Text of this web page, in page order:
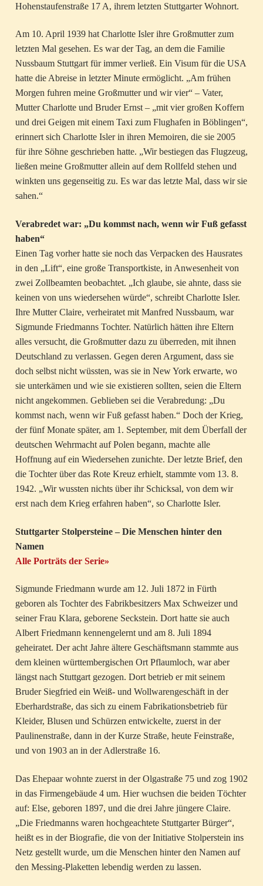
Hohenstaufenstraße 17 A, ihrem letzten Stuttgarter Wohnort.
Am 10. April 1939 hat Charlotte Isler ihre Großmutter zum
letzten Mal gesehen. Es war der Tag, an dem die Familie
Nussbaum Stuttgart für immer verließ. Ein Visum für die USA
hatte die Abreise in letzter Minute ermöglicht. „Am frühen
Morgen fuhren meine Großmutter und wir vier“ – Vater,
Mutter Charlotte und Bruder Ernst – „mit vier großen Koffern
und drei Geigen mit einem Taxi zum Flughafen in Böblingen“,
erinnert sich Charlotte Isler in ihren Memoiren, die sie 2005
für ihre Söhne geschrieben hatte. „Wir bestiegen das Flugzeug,
ließen meine Großmutter allein auf dem Rollfeld stehen und
winkten uns gegenseitig zu. Es war das letzte Mal, dass wir sie
sahen.“
Verabredet war: „Du kommst nach, wenn wir Fuß gefasst
haben“
Einen Tag vorher hatte sie noch das Verpacken des Hausrates
in den „Lift“, eine große Transportkiste, in Anwesenheit von
zwei Zollbeamten beobachtet. „Ich glaube, sie ahnte, dass sie
keinen von uns wiedersehen würde“, schreibt Charlotte Isler.
Ihre Mutter Claire, verheiratet mit Manfred Nussbaum, war
Sigmunde Friedmanns Tochter. Natürlich hätten ihre Eltern
alles versucht, die Großmutter dazu zu überreden, mit ihnen
Deutschland zu verlassen. Gegen deren Argument, dass sie
doch selbst nicht wüssten, was sie in New York erwarte, wo
sie unterkämen und wie sie existieren sollten, seien die Eltern
nicht angekommen. Geblieben sei die Verabredung: „Du
kommst nach, wenn wir Fuß gefasst haben.“ Doch der Krieg,
der fünf Monate später, am 1. September, mit dem Überfall der
deutschen Wehrmacht auf Polen begann, machte alle
Hoffnung auf ein Wiedersehen zunichte. Der letzte Brief, den
die Tochter über das Rote Kreuz erhielt, stammte vom 13. 8.
1942. „Wir wussten nichts über ihr Schicksal, von dem wir
erst nach dem Krieg erfahren haben“, so Charlotte Isler.
Stuttgarter Stolpersteine – Die Menschen hinter den
Namen
Alle Porträts der Serie»
Sigmunde Friedmann wurde am 12. Juli 1872 in Fürth
geboren als Tochter des Fabrikbesitzers Max Schweizer und
seiner Frau Klara, geborene Seckstein. Dort hatte sie auch
Albert Friedmann kennengelernt und am 8. Juli 1894
geheiratet. Der acht Jahre ältere Geschäftsmann stammte aus
dem kleinen württembergischen Ort Pflaumloch, war aber
längst nach Stuttgart gezogen. Dort betrieb er mit seinem
Bruder Siegfried ein Weiß- und Wollwarengeschäft in der
Eberhardstraße, das sich zu einem Fabrikationsbetrieb für
Kleider, Blusen und Schürzen entwickelte, zuerst in der
Paulinenstraße, dann in der Kurze Straße, heute Feinstraße,
und von 1903 an in der Adlerstraße 16.
Das Ehepaar wohnte zuerst in der Olgastraße 75 und zog 1902
in das Firmengebäude 4 um. Hier wuchsen die beiden Töchter
auf: Else, geboren 1897, und die drei Jahre jüngere Claire.
„Die Friedmanns waren hochgeachtete Stuttgarter Bürger“,
heißt es in der Biografie, die von der Initiative Stolperstein ins
Netz gestellt wurde, um die Menschen hinter den Namen auf
den Messing-Plaketten lebendig werden zu lassen.